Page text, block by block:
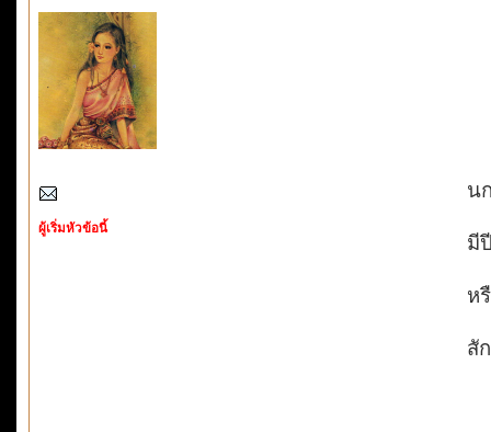
ผู้เริ่มหัวข้อนี้
น
มี
ห
สั